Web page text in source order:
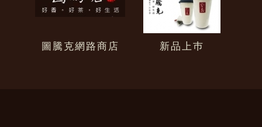
圖騰克網路商店 新品上巿